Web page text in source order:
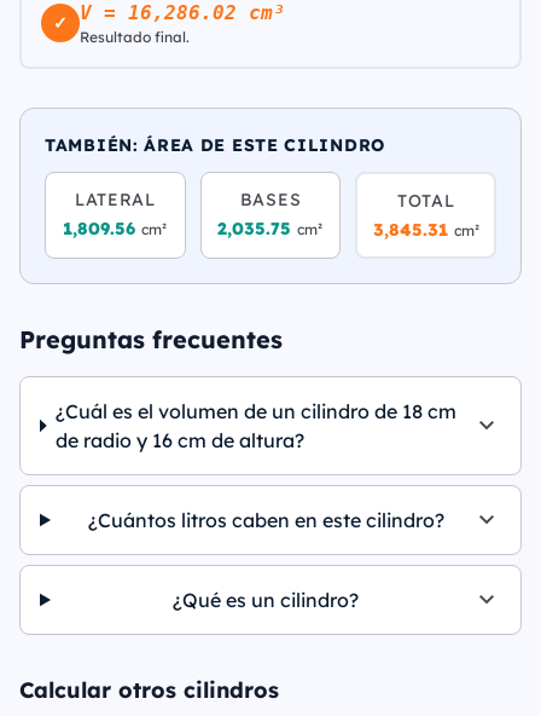
✓ V = 16,286.02 cm³
Resultado final.
TAMBIÉN: ÁREA DE ESTE CILINDRO
LATERAL
1,809.56cm²
BASES
2,035.75cm²
TOTAL
3,845.31 cm²
Preguntas frecuentes
¿Cuál es el volumen de un cilindro de 18 cm
de radio y 16 cm de altura?
¿Cuántos litros caben en este cilindro?
¿Qué es un cilindro?
Calcular otros cilindros